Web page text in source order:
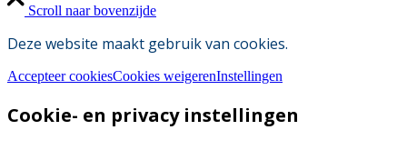
Scroll naar bovenzijde
Deze website maakt gebruik van cookies.
Accepteer cookiesCookies weigerenInstellingen
Cookie- en privacy instellingen